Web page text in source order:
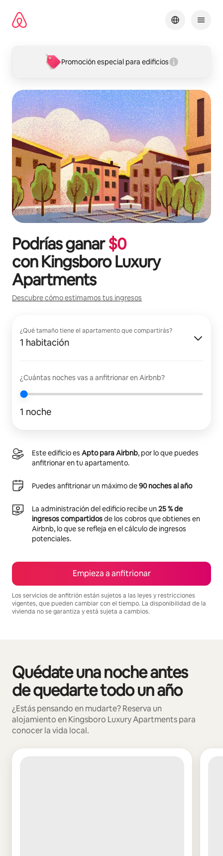
contenido
Promoción especial para edificios
Podrías ganar$0
conKingsboro Luxury
Apartments
Descubre cómo estimamos tus ingresos
¿Qué tamaño tiene el apartamento que compartirás?
1 habitación
¿Cuántas noches vas a anfitrionar en Airbnb?
1 noche
Este edificio es Apto para Airbnb, por lo que puedes
anfitrionar en tu apartamento.
Puedes anfitrionar un máximo de90 noches al año
La administración del edificio recibe un25 % de
ingresos compartidosde los cobros que obtienes en
Airbnb, lo que se refleja en el cálculo de ingresos
potenciales.
Empieza a anfitrionar
Los servicios de anfitrión están sujetos a las leyes y restricciones
vigentes, que pueden cambiar con el tiempo. La disponibilidad de la
vivienda no se garantiza y está sujeta a cambios.
Quédate una noche antes
de quedarte todo un año
¿Estás pensando en mudarte? Reserva un
alojamiento en Kingsboro Luxury Apartments para
conocer la vida local.
Se muestran0 de 0 elementos